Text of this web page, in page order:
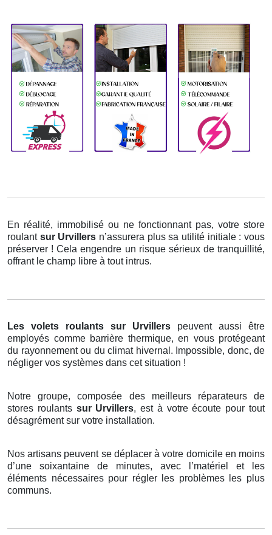
En réalité, immobilisé ou ne fonctionnant pas, votre store
roulant sur Urvillers n’assurera plus sa utilité initiale : vous
préserver ! Cela engendre un risque sérieux de tranquillité,
offrant le champ libre à tout intrus.
Les volets roulants sur Urvillers peuvent aussi être
employés comme barrière thermique, en vous protégeant
du rayonnement ou du climat hivernal. Impossible, donc, de
négliger vos systèmes dans cet situation !
Notre groupe, composée des meilleurs réparateurs de
stores roulants sur Urvillers, est à votre écoute pour tout
désagrément sur votre installation.
Nos artisans peuvent se déplacer à votre domicile en moins
d’une soixantaine de minutes, avec l’matériel et les
éléments nécessaires pour régler les problèmes les plus
communs.